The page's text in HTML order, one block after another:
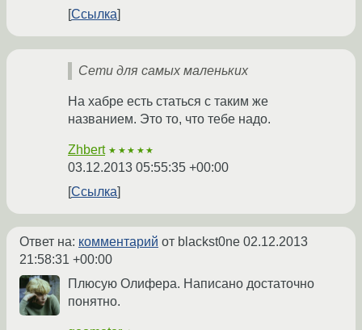
Ссылка
Сети для самых маленьких
На хабре есть статься с таким же
названием. Это то, что тебе надо.
Zhbert ★★★★★
03.12.2013 05:55:35 +00:00
Ссылка
Ответ на: комментарий от blackst0ne 02.12.2013
21:58:31 +00:00
Плюсую Олифера. Написано достаточно
понятно.